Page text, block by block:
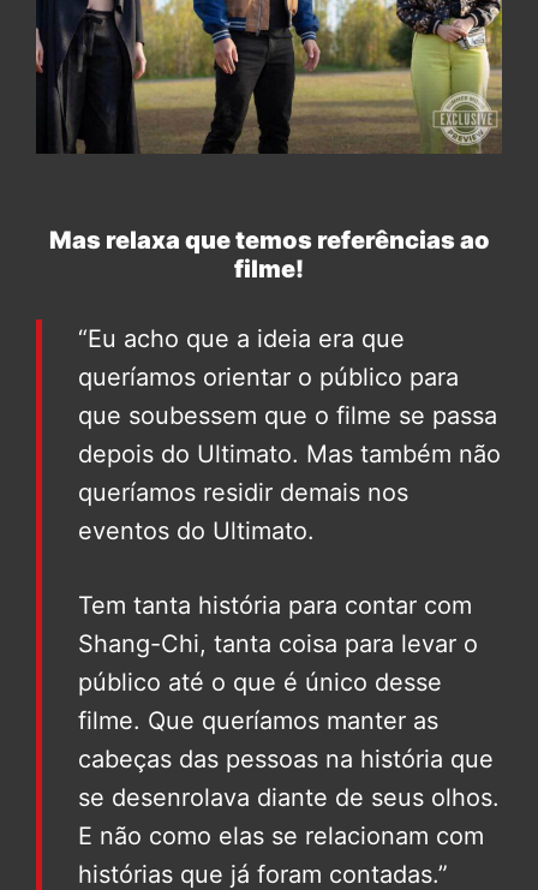
Mas relaxa que temos referências ao
filme!
“Eu acho que a ideia era que
queríamos orientar o público para
que soubessem que o filme se passa
depois do Ultimato. Mas também não
queríamos residir demais nos
eventos do Ultimato.
Tem tanta história para contar com
Shang-Chi, tanta coisa para levar o
público até o que é único desse
filme. Que queríamos manter as
cabeças das pessoas na história que
se desenrolava diante de seus olhos.
E não como elas se relacionam com
histórias que já foram contadas.”